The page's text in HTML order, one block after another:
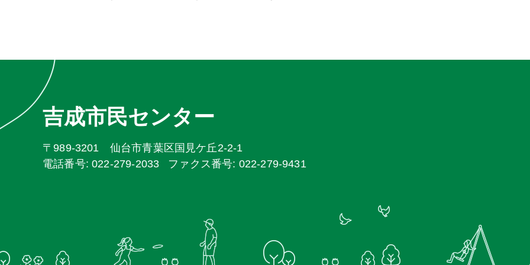
吉成市民センター
〒989-3201 仙台市青葉区国見ケ丘2-2-1
電話番号: 022-279-2033
ファクス番号: 022-279-9431